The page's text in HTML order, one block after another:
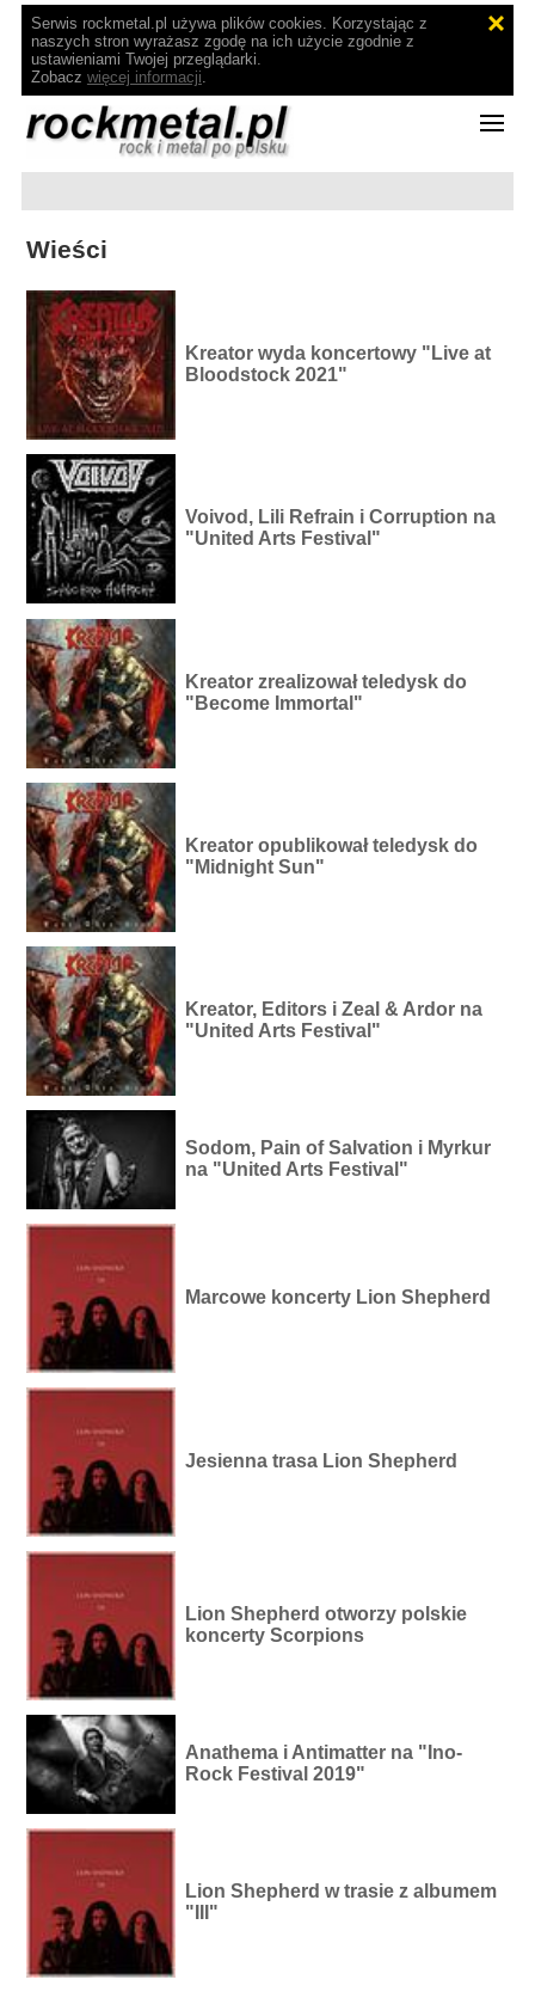
Serwis rockmetal.pl używa plików cookies. Korzystając z
naszych stron wyrażasz zgodę na ich użycie zgodnie z
ustawieniami Twojej przeglądarki.
Zobacz więcej informacji.
Wieści
Kreator wyda koncertowy "Live at
Bloodstock 2021"
Voivod, Lili Refrain i Corruption na
"United Arts Festival"
Kreator zrealizował teledysk do
"Become Immortal"
Kreator opublikował teledysk do
"Midnight Sun"
Kreator, Editors i Zeal & Ardor na
"United Arts Festival"
Sodom, Pain of Salvation i Myrkur
na "United Arts Festival"
Marcowe koncerty Lion Shepherd
Jesienna trasa Lion Shepherd
Lion Shepherd otworzy polskie
koncerty Scorpions
Anathema i Antimatter na "Ino-
Rock Festival 2019"
Lion Shepherd w trasie z albumem
"III"